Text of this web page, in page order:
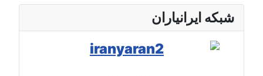
شبکه ایرانیاران